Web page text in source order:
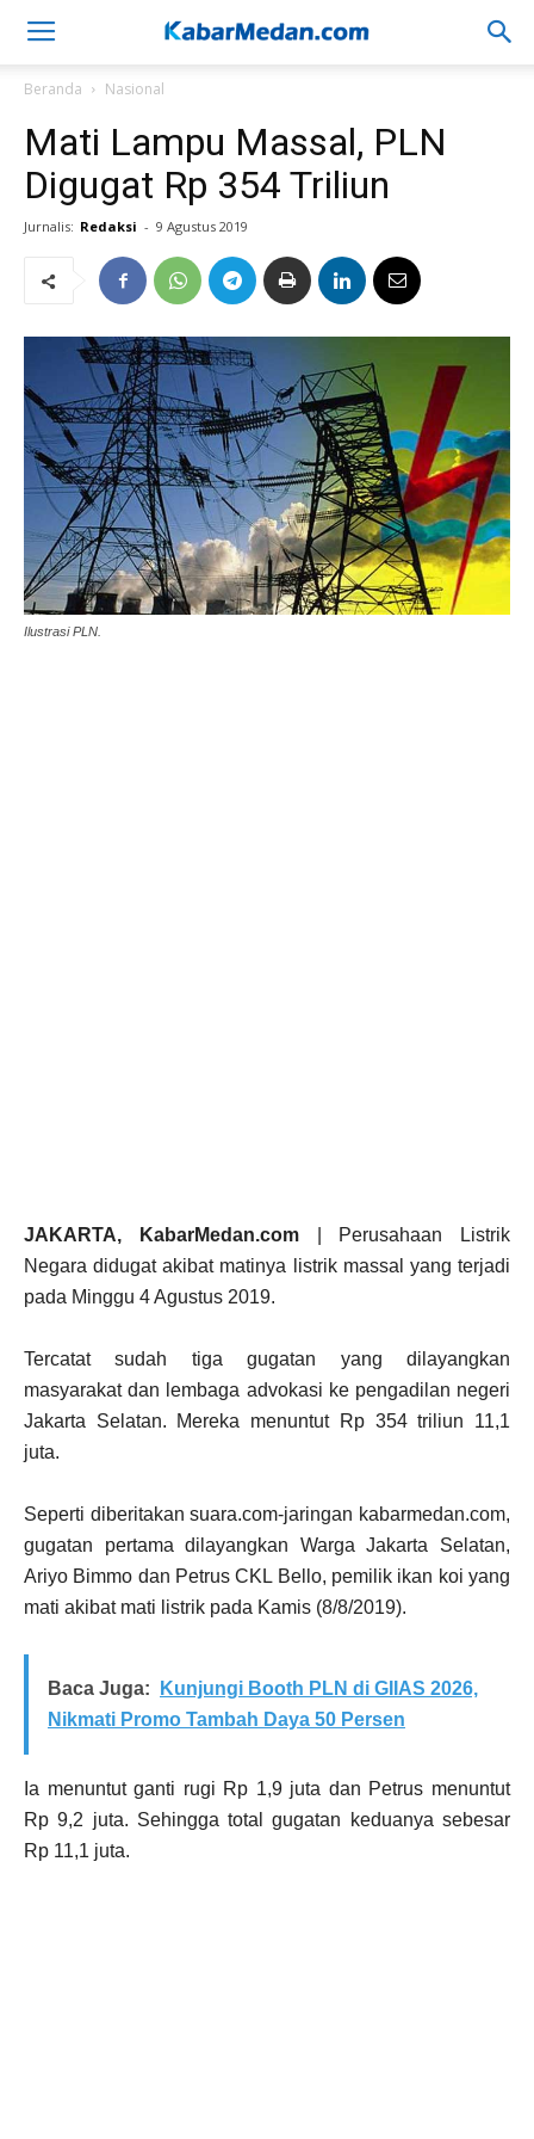
Beranda Nasional
Mati Lampu Massal, PLN
Digugat Rp 354 Triliun
Jurnalis: Redaksi - 9 Agustus 2019
Ilustrasi PLN.
JAKARTA, KabarMedan.com| Perusahaan Listrik
Negara didugat akibat matinya listrik massal yang terjadi
pada Minggu 4 Agustus 2019.
Tercatat sudah tiga gugatan yang dilayangkan
masyarakat dan lembaga advokasi ke pengadilan negeri
Jakarta Selatan. Mereka menuntut Rp 354 triliun 11,1
juta.
Seperti diberitakan suara.com-jaringan kabarmedan.com,
gugatan pertama dilayangkan Warga Jakarta Selatan,
Ariyo Bimmo dan Petrus CKL Bello, pemilik ikan koi yang
mati akibat mati listrik pada Kamis (8/8/2019).
Baca Juga:
Kunjungi Booth PLN di GIIAS 2026,
Nikmati Promo Tambah Daya 50 Persen
Ia menuntut ganti rugi Rp 1,9 juta dan Petrus menuntut
Rp 9,2 juta. Sehingga total gugatan keduanya sebesar
Rp 11,1 juta.